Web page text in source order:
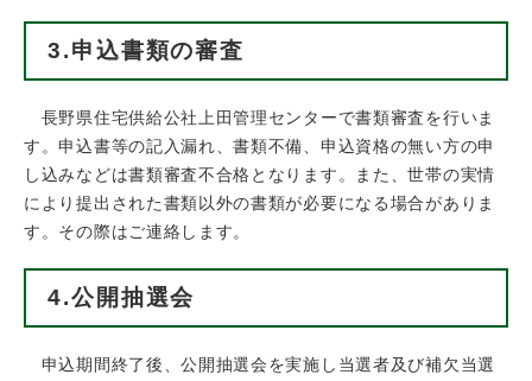
3.申込書類の審査
長野県住宅供給公社上田管理センターで書類審査を行いま
す。申込書等の記入漏れ、書類不備、申込資格の無い方の申
し込みなどは書類審査不合格となります。また、世帯の実情
により提出された書類以外の書類が必要になる場合がありま
す。その際はご連絡します。
4.公開抽選会
申込期間終了後、公開抽選会を実施し当選者及び補欠当選